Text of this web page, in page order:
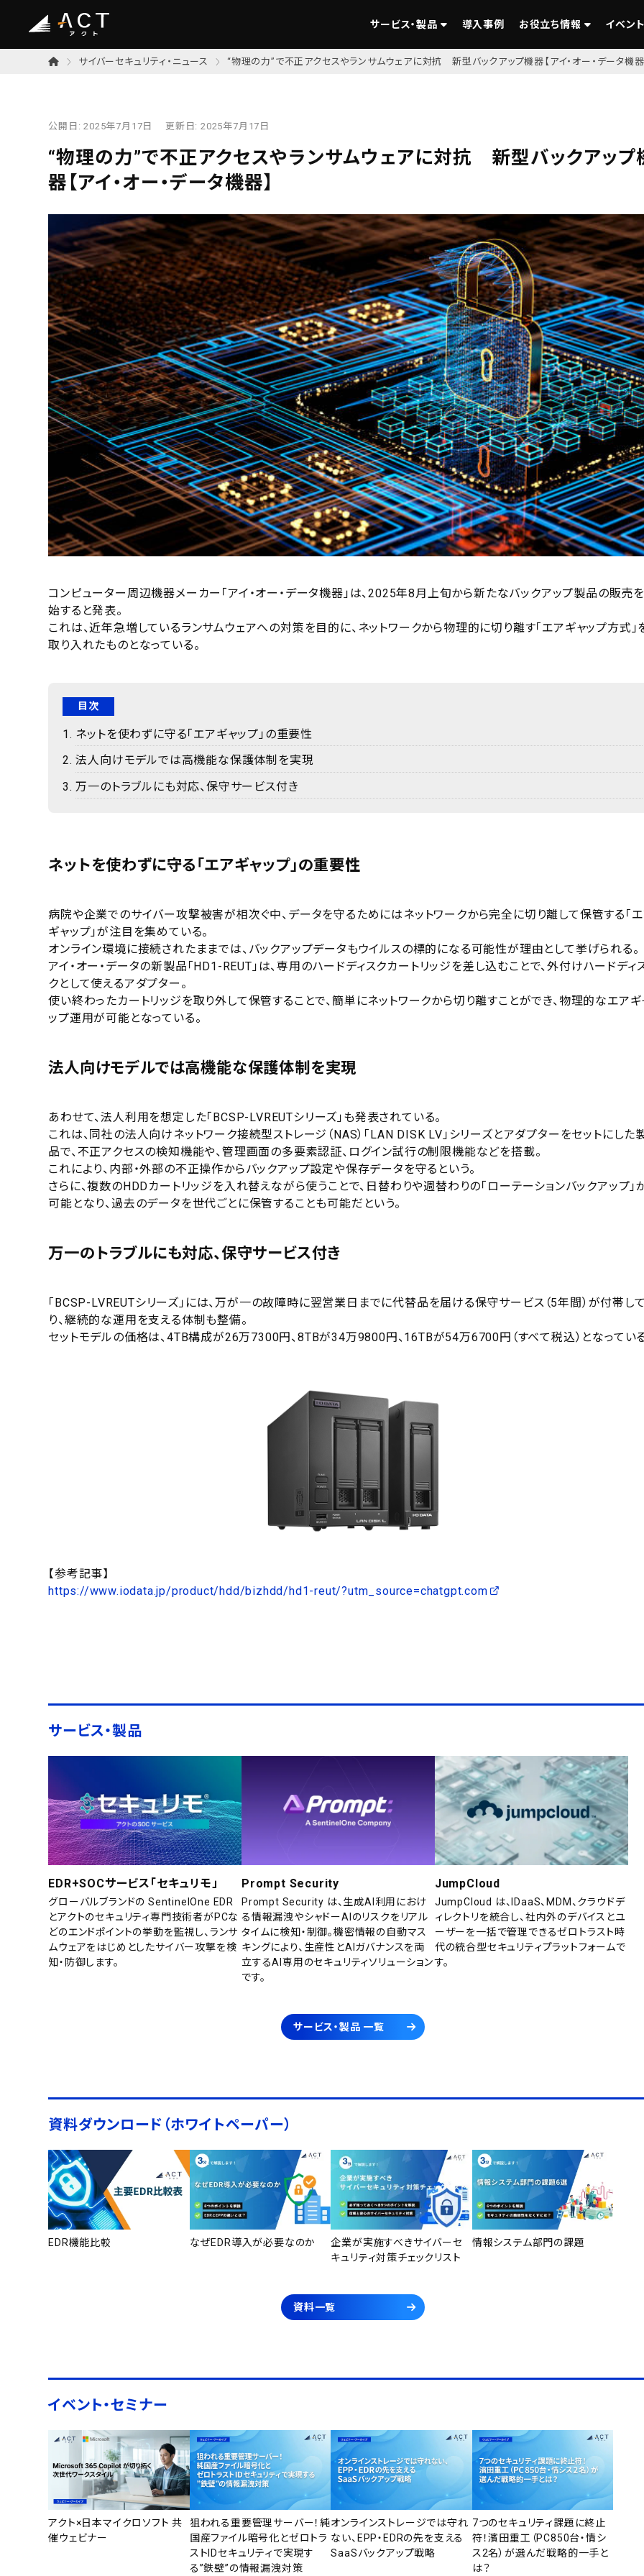
サービス・製品 導入事例 お役立ち情報 イベン
サイバーセキュリティ・ニュース “物理の力”で不正アクセスやランサムウェアに対抗 新型バックアップ機器【アイ・オー・データ機器
公開日:2025年7月17日 更新日: 2025年7月17日
“物理の力”で不正アクセスやランサムウェアに対抗 新型バックアップ
器【アイ・オー・データ機器】
コンピューター周辺機器メーカー「アイ・オー・データ機器」は、2025年8月上旬から新たなバックアップ製品の販売
始すると発表。
これは、近年急増しているランサムウェアへの対策を目的に、ネットワークから物理的に切り離す「エアギャップ方式」
取り入れたものとなっている。
目次
ネットを使わずに守る「エアギャップ」の重要性
法人向けモデルでは高機能な保護体制を実現
万一のトラブルにも対応、保守サービス付き
ネットを使わずに守る「エアギャップ」の重要性
病院や企業でのサイバー攻撃被害が相次ぐ中、データを守るためにはネットワークから完全に切り離して保管する「
ギャップ」が注目を集めている。
オンライン環境に接続されたままでは、バックアップデータもウイルスの標的になる可能性が理由として挙げられる。
アイ・オー・データの新製品「HD1-REUT」は、専用のハードディスクカートリッジを差し込むことで、外付けハードディ
クとして使えるアダプター。
使い終わったカートリッジを取り外して保管することで、簡単にネットワークから切り離すことができ、物理的なエアギ
ップ運用が可能となっている。
法人向けモデルでは高機能な保護体制を実現
あわせて、法人利用を想定した「BCSP-LVREUTシリーズ」も発表されている。
これは、同社の法人向けネットワーク接続型ストレージ（NAS）「LAN DISK LV」シリーズとアダプターをセットにした
品で、不正アクセスの検知機能や、管理画面の多要素認証、ログイン試行の制限機能などを搭載。
これにより、内部・外部の不正操作からバックアップ設定や保存データを守るという。
さらに、複数のHDDカートリッジを入れ替えながら使うことで、日替わりや週替わりの「ローテーションバックアップ」
可能となり、過去のデータを世代ごとに保管することも可能だという。
万一のトラブルにも対応、保守サービス付き
「BCSP-LVREUTシリーズ」には、万が一の故障時に翌営業日までに代替品を届ける保守サービス（5年間）が付帯し
り、継続的な運用を支える体制も整備。
セットモデルの価格は、4TB構成が26万7300円、8TBが34万9800円、16TBが54万6700円（すべて税込）となっている
【参考記事】
https://www.iodata.jp/product/hdd/bizhdd/hd1-reut/?utm_source=chatgpt.com
サービス・製品
EDR+SOCサービス「セキュリモ」
グローバルブランドの SentinelOne EDR
とアクトのセキュリティ専門技術者がPCな
どのエンドポイントの挙動を監視し、ランサ
ムウェアをはじめとしたサイバー攻撃を検
知・防御します。
Prompt Security
Prompt Security は、生成AI利用におけ
る情報漏洩やシャドーAIのリスクをリアル
タイムに検知・制御。機密情報の自動マス
キングにより、生産性とAIガバナンスを両
立するAI専用のセキュリティソリューション
です。
JumpCloud
JumpCloud は、IDaaS、MDM、クラウドデ
ィレクトリを統合し、社内外のデバイスとユ
ーザーを一括で管理できるゼロトラスト時
代の統合型セキュリティプラットフォームで
す。
サービス・製品 一覧
資料ダウンロード（ホワイトペーパー）
EDR機能比較 なぜEDR導入が必要なのか
企業が実施すべきサイバーセ
キュリティ対策チェックリスト
情報システム部門の課題
資料一覧
イベント・セミナー
アクト×日本マイクロソフト 共
催ウェビナー
狙われる重要管理サーバー！純
国産ファイル暗号化とゼロトラ
ストIDセキュリティで実現す
る”鉄壁”の情報漏洩対策
オンラインストレージでは守れ
ない、EPP・EDRの先を支える
SaaSバックアップ戦略
7つのセキュリティ課題に終止
符！濱田重工（PC850台・情シ
ス2名）が選んだ戦略的一手と
は？